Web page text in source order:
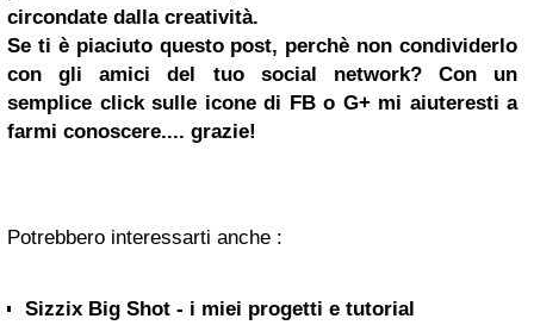
circondate dalla creatività.
Se ti è piaciuto questo post, perchè non condividerlo
con gli amici del tuo social network? Con un
semplice click sulle icone di FB o G+ mi aiuteresti a
farmi conoscere.... grazie!
Potrebbero interessarti anche :
Sizzix Big Shot - i miei progetti e tutorial